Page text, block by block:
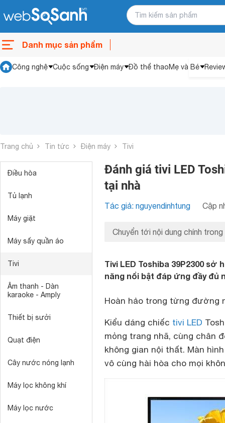
Danh mục sản phẩm
Công nghệ Cuộc sống Điện máy Đồ thể thaoMẹ và Bé
Trang chủ Tin tức Điện máy Tivi
Điều hòa
Tủ lạnh
Máy giặt
Máy sấy quần áo
Tivi
Âm thanh - Dàn
karaoke - Amply
Thiết bị sưởi
Quạt điện
Cây nước nóng lạnh
Máy lọc không khí
Máy lọc nước
Đánh giá tivi LED
tại nhà
Tác giả: nguyendinhtung Cập
Chuyển tới nội dung chính trong
Tivi LED Toshiba 39P2300
năng nổi bật đáp ứng đầy đủ
Hoàn hảo trong từng đường
Kiểu dáng chiếc tivi LED
mỏng trang nhã, cùng chân
không gian nội thất. Màn
vô cùng hài hòa cho mọi